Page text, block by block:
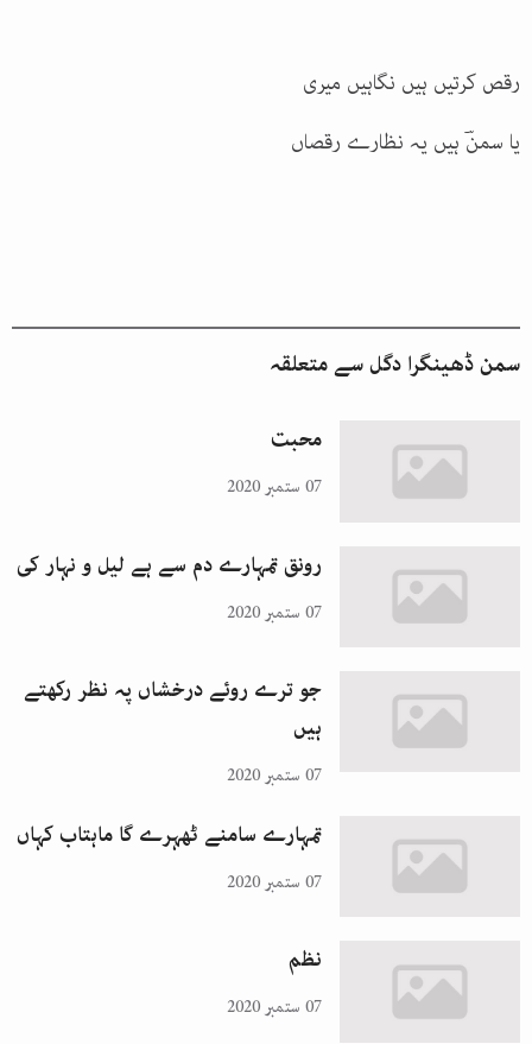
رقص کرتیں ہیں نگاہیں میری
یا سمنؔ ہیں یہ نظارے رقصاں
سمن ڈھینگرا دگلسے متعلقہ
محبت
07 ستمبر 2020
رونق تمہارے دم سے ہے لیل و نہار کی
07 ستمبر 2020
جو ترے روئے درخشاں پہ نظر رکھتے
ہیں
07 ستمبر 2020
تمہارے سامنے ٹھہرے گا ماہتاب کہاں
07 ستمبر 2020
نظم
07 ستمبر 2020